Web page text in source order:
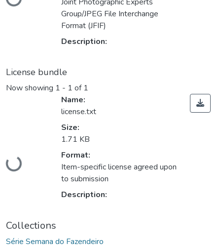
Group/JPEG File Interchange
Format (JFIF)
Description:
License bundle
Now showing 1 - 1 of 1
Loading...
Name:
license.txt
Size:
1.71 KB
Format:
Item-specific license agreed upon
to submission
Description:
Collections
Série Semana do Fazendeiro